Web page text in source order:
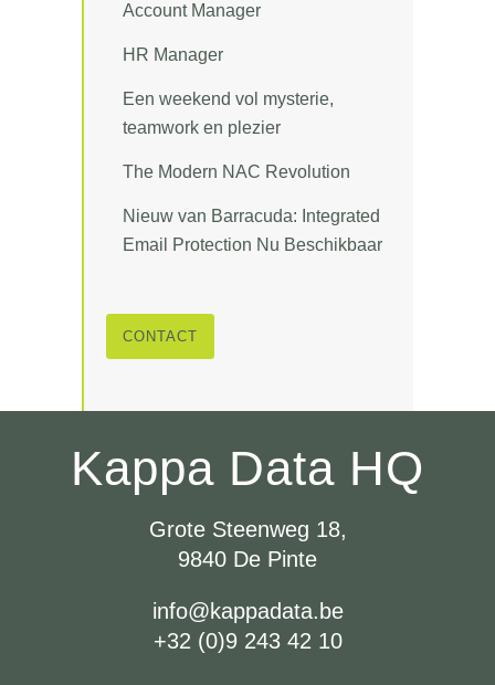
Account Manager
HR Manager
Een weekend vol mysterie,
teamwork en plezier
The Modern NAC Revolution
Nieuw van Barracuda: Integrated
Email Protection Nu Beschikbaar
CONTACT
Kappa Data HQ
Grote Steenweg 18,
9840 De Pinte
info@kappadata.be
+32 (0)9 243 42 10